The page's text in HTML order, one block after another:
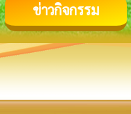
ข่าวกิจกรรม